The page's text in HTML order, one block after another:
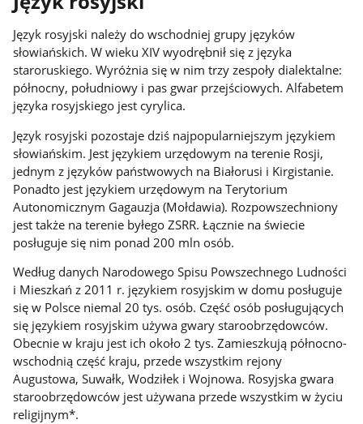
Język rosyjski należy do wschodniej grupy języków
słowiańskich. W wieku XIV wyodrębnił się z języka
staroruskiego. Wyróżnia się w nim trzy zespoły dialektalne:
północny, południowy i pas gwar przejściowych. Alfabetem
języka rosyjskiego jest cyrylica.
Język rosyjski pozostaje dziś najpopularniejszym językiem
słowiańskim. Jest językiem urzędowym na terenie Rosji,
jednym z języków państwowych na Białorusi i Kirgistanie.
Ponadto jest językiem urzędowym na Terytorium
Autonomicznym Gagauzja (Mołdawia). Rozpowszechniony
jest także na terenie byłego ZSRR. Łącznie na świecie
posługuje się nim ponad 200 mln osób.
Według danych Narodowego Spisu Powszechnego Ludności
i Mieszkań z 2011 r. językiem rosyjskim w domu posługuje
się w Polsce niemal 20 tys. osób. Część osób posługujących
się językiem rosyjskim używa gwary staroobrzędowców.
Obecnie w kraju jest ich około 2 tys. Zamieszkują północno-
wschodnią część kraju, przede wszystkim rejony
Augustowa, Suwałk, Wodziłek i Wojnowa. Rosyjska gwara
staroobrzędowców jest używana przede wszystkim w życiu
religijnym*.